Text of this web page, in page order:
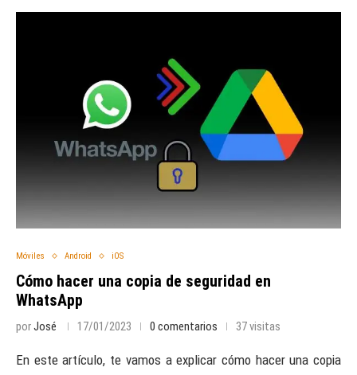
Móviles Android iOS
Cómo hacer una copia de seguridad en
WhatsApp
porJosé 17/01/2023 0 comentarios 37 visitas
En este artículo, te vamos a explicar cómo hacer una copia